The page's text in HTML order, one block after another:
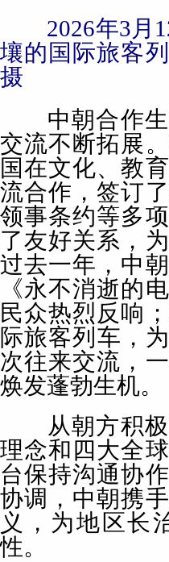
2026年3月
壤的国际旅客
摄
中朝合作生
交流不断拓展
国在文化、教
流合作，签订
领事条约等多
了友好关系，
过去一年，中
《永不消逝的
民众热烈反响
际旅客列车，
次往来交流，
焕发蓬勃生机。
从朝方积极
理念和四大全
台保持沟通协
协调，中朝携
义，为地区长
性。